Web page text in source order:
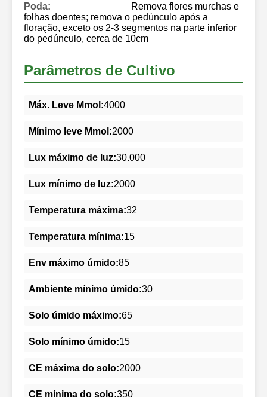
Poda:
Remova flores murchas e
folhas doentes; remova o pedúnculo após a
floração, exceto os 2-3 segmentos na parte inferior
do pedúnculo, cerca de 10cm
Parâmetros de Cultivo
Máx. Leve Mmol:4000
Mínimo leve Mmol:2000
Lux máximo de luz:30.000
Lux mínimo de luz:2000
Temperatura máxima:32
Temperatura mínima:15
Env máximo úmido:85
Ambiente mínimo úmido:30
Solo úmido máximo:65
Solo mínimo úmido:15
CE máxima do solo:2000
CE mínima do solo:350